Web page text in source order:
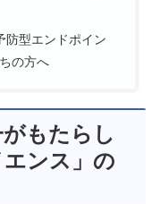
防型エンドポイン
の方へ
もたらし
ンス」の